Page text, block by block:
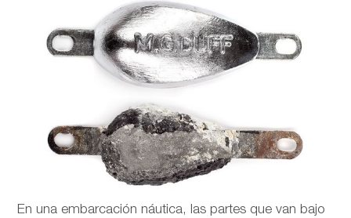
En una embarcación náutica, las partes que van bajo